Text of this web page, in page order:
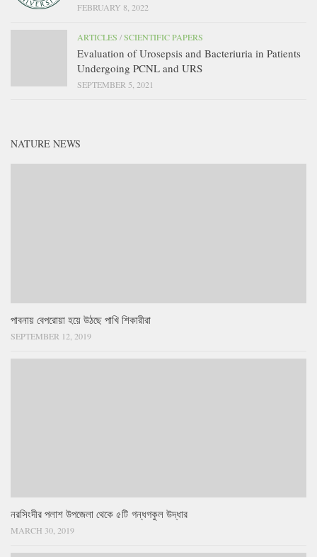
FEBRUARY 8, 2022
ARTICLES /SCIENTIFIC PAPERS
Evaluation of Urosepsis and Bacteriuria in Patients
Undergoing PCNL and URS
SEPTEMBER 5, 2021
NATURE NEWS
পাবনায় বেপরোয়া হয়ে উঠছে পাখি শিকারীরা
SEPTEMBER 12, 2019
নরসিংদীর পলাশ উপজেলা থেকে ৫টি গন্ধগকুল উদ্ধার
MARCH 30, 2019